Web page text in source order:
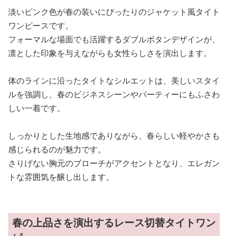
淡いピンク色が春の装いにぴったりのジャケット風タイト
ワンピースです。
フォーマルな場面でも活躍するダブルボタンデザインが、
凛とした印象を与えながらも女性らしさを演出します。
体のラインに沿ったタイトなシルエットは、美しいスタイ
ルを強調し、春のビジネスシーンやパーティーにもふさわ
しい一着です。
しっかりとした生地感でありながら、春らしい軽やかさも
感じられるのが魅力です。
さりげない胸元のブローチがアクセントとなり、エレガン
トな雰囲気を醸し出します。
春の上品さを演出するレース切替タイトワン